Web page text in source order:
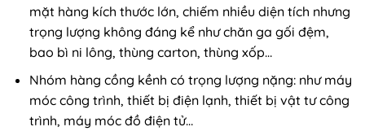
mặt hàng kích thước lớn, chiếm nhiều diện tích nhưng
trọng lượng không đáng kể như chăn ga gối đệm,
bao bì ni lông, thùng carton, thùng xốp…
Nhóm hàng cồng kềnh có trọng lượng nặng: như máy
móc công trình, thiết bị điện lạnh, thiết bị vật tư công
trình, máy móc đồ điện tử…